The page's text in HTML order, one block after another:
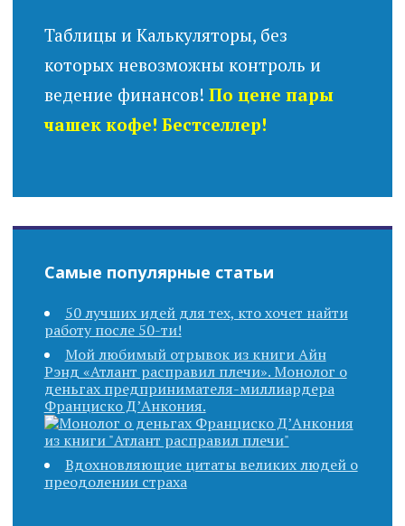
Таблицы и Калькуляторы, без
которых невозможны контроль и
ведение финансов! По цене пары
чашек кофе! Бестселлер!
Самые популярные статьи
50 лучших идей для тех, кто хочет найти
работу после 50-ти!
Мой любимый отрывок из книги Айн
Рэнд «Атлант расправил плечи». Монолог о
деньгах предпринимателя-миллиардера
Франциско Д’Анкония.
Вдохновляющие цитаты великих людей о
преодолении страха